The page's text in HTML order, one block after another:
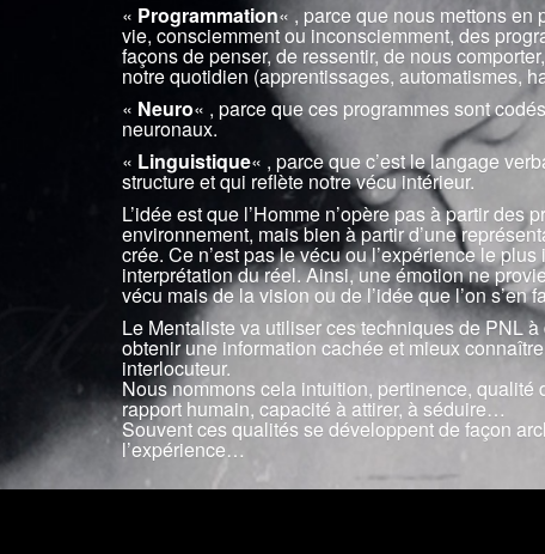
« Programmation« , parce que nous mettons en
vie, consciemment ou inconsciemment, des
façons de penser, de ressentir, de nous
notre quotidien (apprentissages, automatismes,
« Neuro« , parce que ces programmes sont
neuronaux.
« Linguistique« , parce que c’est le langage
structure et qui reflète notre vécu intérieur.
L’idée est que l’Homme n’opère pas à partir des
environnement, mais bien à partir d’une
crée. Ce n’est pas le vécu ou l’expérience le
interprétation du réel. Ainsi, une émotion ne
vécu mais de la vision ou de l’idée que l’on s’en
Le Mentaliste va utiliser ces techniques de PNL
obtenir une information cachée et mieux
interlocuteur.
Nous nommons cela intuition, pertinence, qualité
rapport humain, capacité à attirer, à séduire…
Souvent ces qualités se développent de façon
l’expérience…